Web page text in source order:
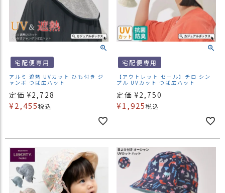
宅配便専用
アルミ 遮熱 UVカット ひも付き ジ
ャンボ つば広ハット
定価 ¥2,728
¥2,455税込
宅配便専用
【アウトレット セール】チロ シン
プル UVカット つば広ハット
定価 ¥2,750
¥1,925税込